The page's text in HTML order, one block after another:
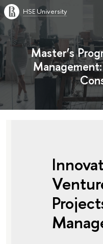
HSE University
Master’s